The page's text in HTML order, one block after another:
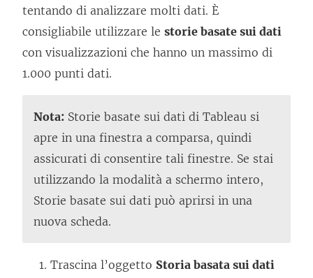
v
i
e
n
a
p
e
r
t
o
n
tentando di analizzare molti dati. È
consigliabile utilizzare le storie basate sui dati
con visualizzazioni che hanno un massimo di
1.000 punti dati.
Nota: Storie basate sui dati di Tableau si
apre in una finestra a comparsa, quindi
assicurati di consentire tali finestre. Se stai
utilizzando la modalità a schermo intero,
Storie basate sui dati può aprirsi in una
nuova scheda.
Trascina l’oggetto Storia basata sui dati